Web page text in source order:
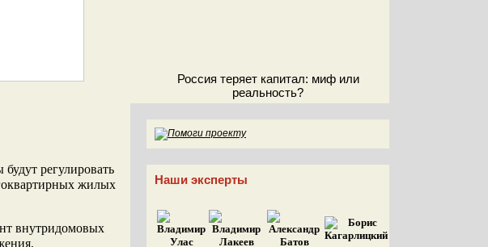
регулировать
жилых
внутридомовых
Россия теряет капитал: миф или
реальность?
Наши эксперты